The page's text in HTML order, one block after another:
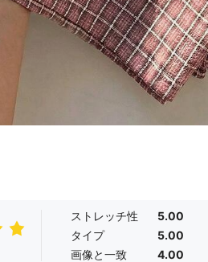
ストレッチ性
5.00
タイプ
5.00
画像と一致
4.00